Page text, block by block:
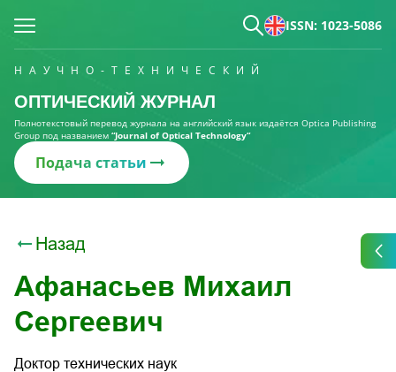
ISSN: 1023-5086
НАУЧНО-ТЕХНИЧЕСКИЙ
ОПТИЧЕСКИЙ ЖУРНАЛ
Полнотекстовый перевод журнала на английский язык издаётся Optica Publishing
Group под названием “Journal of Optical Technology“
Подача статьи
Назад
Афанасьев Михаил
Сергеевич
Доктор технических наук